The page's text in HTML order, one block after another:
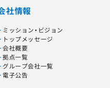
社情報
ミッション・ビジョン
トップメッセージ
会社概要
拠点一覧
グループ会社一覧
電子公告